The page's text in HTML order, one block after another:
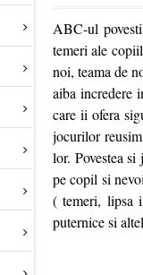
ABC-ul
temeri ale
noi, teama de
aiba incredere
care ii ofera
jocurilor
lor. Povestea
pe copil si
( temeri, lipsa
puternice si